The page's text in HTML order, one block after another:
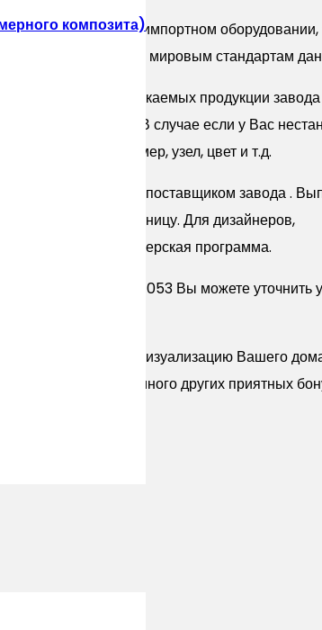
композита)импортном оборудовании,
соответствующие мировым стандартам
систем выпускаемых продукции завода
так и визуальные. В случае если у Вас
форму, размер, узел, цвет и т.д.
представителем и поставщиком завода .
оптом так и в розницу. Для дизайнеров,
специальная партнерская программа.
Гранит широкий 053 Вы можете уточнить
Проект или 3D Визуализацию Вашего
предоставляем много других приятных